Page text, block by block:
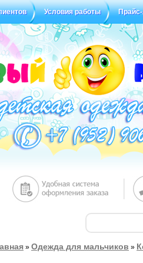
Условия работы
» Одежда для мальчиков »